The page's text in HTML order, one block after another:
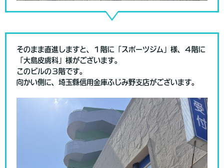
そのまま直進しますと、１階に「スポーツジム」様、４階に
「大島皮膚科」様がございます。
このビルの３階です。
向かい側に、埼玉縣信用金庫ふじみ野支店がございます。